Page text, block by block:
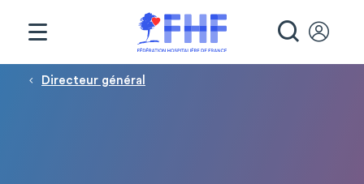
Fil d'Ariane
Directeur général
Panneau de gestion des cookies